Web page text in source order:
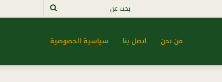
بحث
من نحن اتصل بنا سياسية الخصوصية